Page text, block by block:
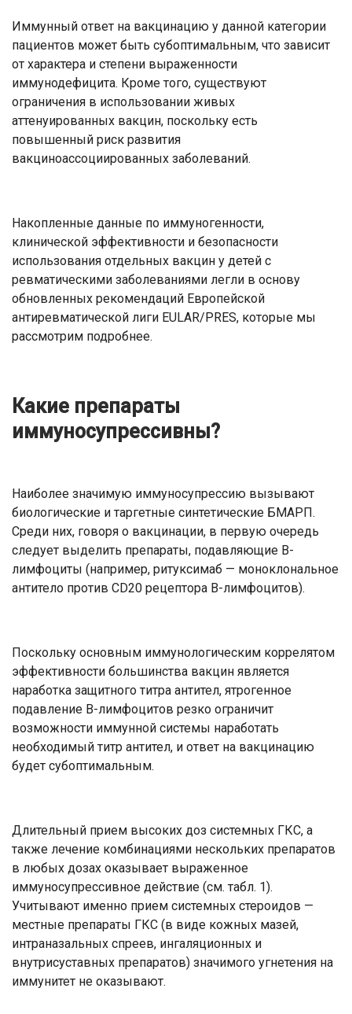
Иммунный ответ на вакцинацию у данной категории
пациентов может быть субоптимальным, что зависит
от характера и степени выраженности
иммунодефицита. Кроме того, существуют
ограничения в использовании живых
аттенуированных вакцин, поскольку есть
повышенный риск развития
вакциноассоциированных заболеваний.
Накопленные данные по иммуногенности,
клинической эффективности и безопасности
использования отдельных вакцин у детей с
ревматическими заболеваниями легли в основу
обновленных рекомендаций Европейской
антиревматической лиги EULAR/PRES, которые мы
рассмотрим подробнее.
Какие препараты
иммуносупрессивны?
Наиболее значимую иммуносупрессию вызывают
биологические и таргетные синтетические БМАРП.
Среди них, говоря о вакцинации, в первую очередь
следует выделить препараты, подавляющие В-
лимфоциты (например, ритуксимаб — моноклональное
антитело против CD20 рецептора В-лимфоцитов).
Поскольку основным иммунологическим коррелятом
эффективности большинства вакцин является
наработка защитного титра антител, ятрогенное
подавление В-лимфоцитов резко ограничит
возможности иммунной системы наработать
необходимый титр антител, и ответ на вакцинацию
будет субоптимальным.
Длительный прием высоких доз системных ГКС, а
также лечение комбинациями нескольких препаратов
в любых дозах оказывает выраженное
иммуносупрессивное действие (см. табл. 1).
Учитывают именно прием системных стероидов —
местные препараты ГКС (в виде кожных мазей,
интраназальных спреев, ингаляционных и
внутрисуставных препаратов) значимого угнетения на
иммунитет не оказывают.